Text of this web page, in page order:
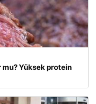
mu? Yüksek protein